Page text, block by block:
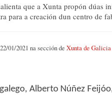
que a Xunta propón dúas
para a creación dun centro de
01/2021 na sección de Xunta de Galicia
Alberto Núñez